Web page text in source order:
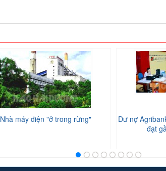
Nhà máy điện "ở trong rừng"
Dư nợ
đạt